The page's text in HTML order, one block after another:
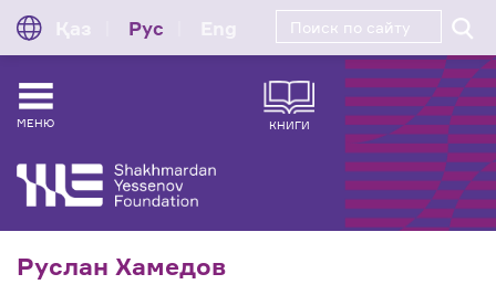
Рус
МЕНЮ КНИГИ
Руслан Хамедов